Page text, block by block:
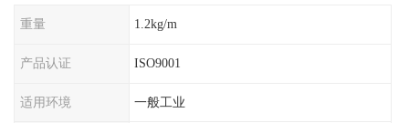
重量 1.2kg/m
产品认证 ISO9001
适用环境 一般工业